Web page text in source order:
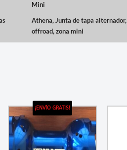
Mini
Athena,Junta de tapa alternador,
offroad,zona mini
¡ENVÍO GRATIS!